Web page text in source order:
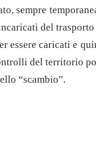
sempre
del
essere caricati e
del territorio
“scambio”.